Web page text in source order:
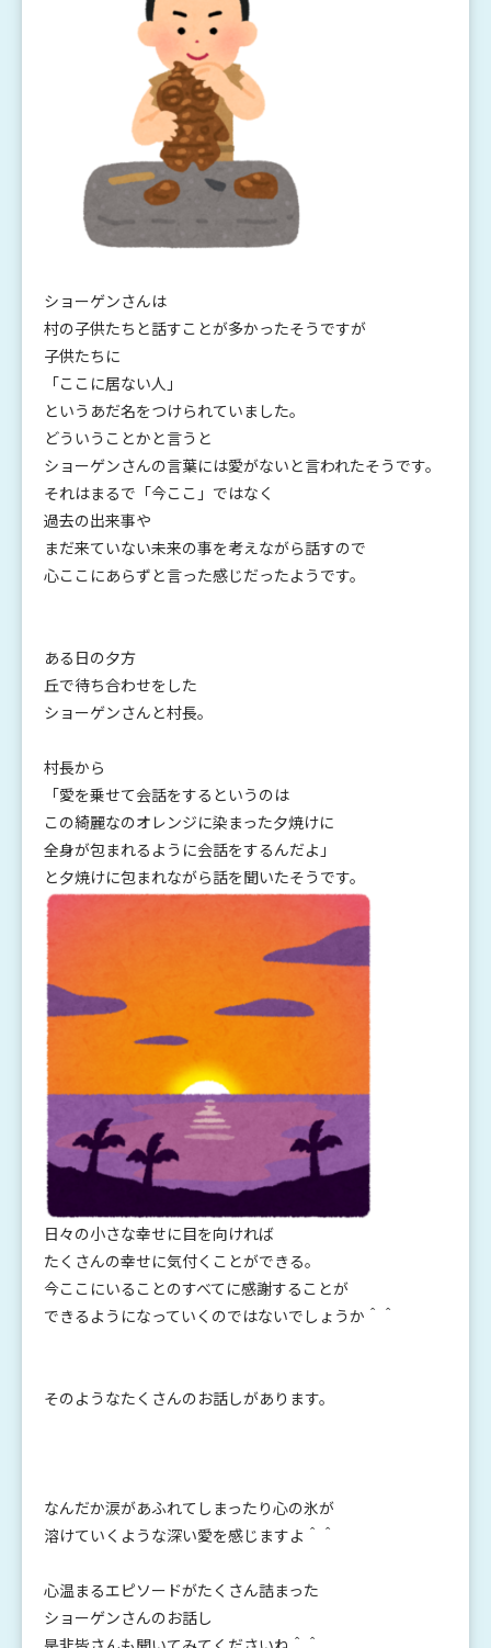
ショーゲンさんは
村の子供たちと話すことが多かったそうですが
子供たちに
「ここに居ない人」
というあだ名をつけられていました。
どういうことかと言うと
ショーゲンさんの言葉には愛がないと言われたそうです。
それはまるで「今ここ」ではなく
過去の出来事や
まだ来ていない未来の事を考えながら話すので
心ここにあらずと言った感じだったようです。
ある日の夕方
丘で待ち合わせをした
ショーゲンさんと村長。
村長から
「愛を乗せて会話をするというのは
この綺麗なのオレンジに染まった夕焼けに
全身が包まれるように会話をするんだよ」
と夕焼けに包まれながら話を聞いたそうです。
日々の小さな幸せに目を向ければ
たくさんの幸せに気付くことができる。
今ここにいることのすべてに感謝することが
できるようになっていくのではないでしょうか＾＾
そのようなたくさんのお話しがあります。
なんだか涙があふれてしまったり心の氷が
溶けていくような深い愛を感じますよ＾＾
心温まるエピソードがたくさん詰まった
ショーゲンさんのお話し